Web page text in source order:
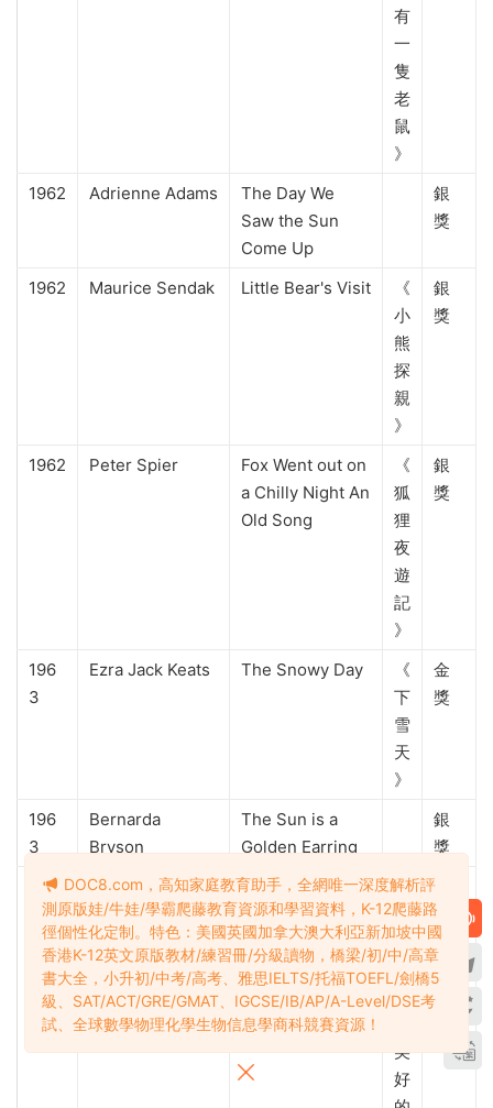
有
一
隻
老
鼠
》
1962 Adrienne Adams
The Day We
Saw the Sun
Come Up
銀
獎
1962 Maurice Sendak Little Bear's Visit
《
小
熊
探
親
》
銀
獎
1962 Peter Spier
Fox Went out on
a Chilly Night An
Old Song
《
狐
狸
夜
遊
記
》
銀
獎
196
3
Ezra Jack Keats The Snowy Day
《
下
雪
天
》
金
獎
196
3
Bernarda
Bryson
The Sun is a
Golden Earring
銀
獎
196
Maurice Sendak
Mr. Rabbit and
the Lovely
Present
《
兔
子
先
生
美
好
銀
獎
DOC8.com，高知家庭教育助手，全網唯一深度解析評
測原版娃/牛娃/學霸爬藤教育資源和學習資料，K-12爬藤路
徑個性化定制。特色：美國英國加拿大澳大利亞新加坡中國
香港K-12英文原版教材/練習冊/分級讀物，橋梁/初/中/高章
書大全，小升初/中考/高考、雅思IELTS/托福TOEFL/劍橋5
級、SAT/ACT/GRE/GMAT、IGCSE/IB/AP/A-Level/DSE考
試、全球數學物理化學生物信息學商科競賽資源！